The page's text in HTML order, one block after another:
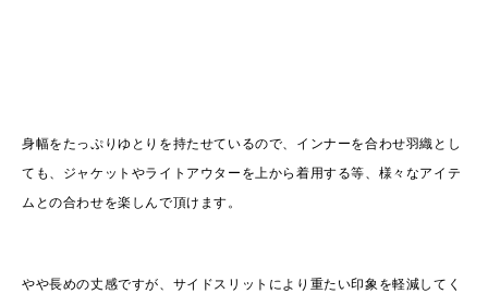
身幅をたっぷりゆとりを持たせているので、インナーを合わせ羽織とし
ても、ジャケットやライトアウターを上から着用する等、様々なアイテ
ムとの合わせを楽しんで頂けます。
やや長めの丈感ですが、サイドスリットにより重たい印象を軽減してく